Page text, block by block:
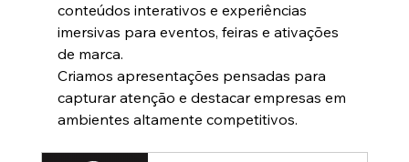
conteúdos interativos e experiências
imersivas para eventos, feiras e ativações
de marca.
Criamos apresentações pensadas para
capturar atenção e destacar empresas em
ambientes altamente competitivos.